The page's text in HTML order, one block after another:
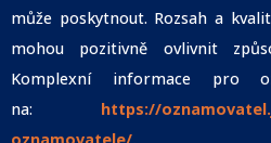
může poskytnout. Rozsah a
mohou pozitivně ovlivnit
Komplexní informace pro
na: https://